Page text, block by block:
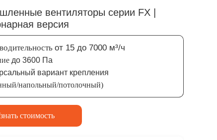
вентиляторы серии FX |
версия
от 15 до 7000 м³/ч
до 3600 Па
вариант крепления
напольный/потолочный)
стоимость